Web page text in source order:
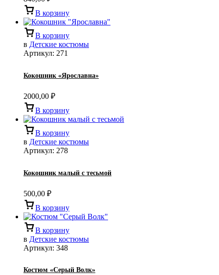
В корзину
В корзину
в Детские костюмы
Артикул: 271
Кокошник «Ярославна»
2000,00 ₽
В корзину
В корзину
в Детские костюмы
Артикул: 278
Кокошник малый с тесьмой
500,00 ₽
В корзину
В корзину
в Детские костюмы
Артикул: 348
Костюм «Серый Волк»